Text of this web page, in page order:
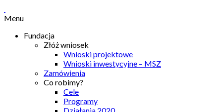
Menu
Fundacja
Złóż wniosek
Wnioski projektowe
Wnioski inwestycyjne – MSZ
Zamówienia
Co robimy?
Cele
Programy